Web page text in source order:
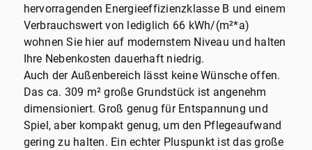
hervorragenden Energieeffizienzklasse B und einem
Verbrauchswert von lediglich 66 kWh/(m²*a)
wohnen Sie hier auf modernstem Niveau und halten
Ihre Nebenkosten dauerhaft niedrig.
Auch der Außenbereich lässt keine Wünsche offen.
Das ca. 309 m² große Grundstück ist angenehm
dimensioniert. Groß genug für Entspannung und
Spiel, aber kompakt genug, um den Pflegeaufwand
gering zu halten. Ein echter Pluspunkt ist das große